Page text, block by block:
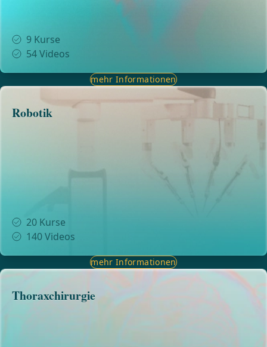
9 Kurse
54Videos
mehr Informationen
Robotik
20 Kurse
140Videos
mehr Informationen
Thoraxchirurgie